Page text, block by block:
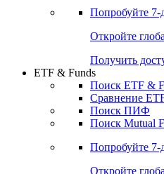
Получить
Кредиты
Поиск
Попробуйте7-
Откройте
Получить
ETF & Funds
Поиск ETF &
Сравнение
Поиск ПИФ
Поиск Mutual